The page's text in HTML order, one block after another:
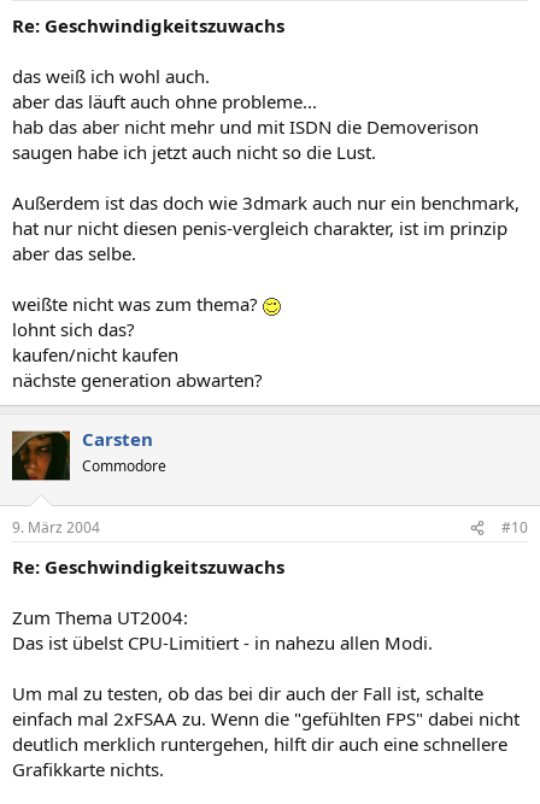
Re: Geschwindigkeitszuwachs
das weiß ich wohl auch.
aber das läuft auch ohne probleme...
hab das aber nicht mehr und mit ISDN die Demoverison
saugen habe ich jetzt auch nicht so die Lust.
Außerdem ist das doch wie 3dmark auch nur ein benchmark,
hat nur nicht diesen penis-vergleich charakter, ist im prinzip
aber das selbe.
weißte nicht was zum thema?
lohnt sich das?
kaufen/nicht kaufen
nächste generation abwarten?
Carsten
Commodore
9. März 2004 #10
Re: Geschwindigkeitszuwachs
Zum Thema UT2004:
Das ist übelst CPU-Limitiert - in nahezu allen Modi.
Um mal zu testen, ob das bei dir auch der Fall ist, schalte
einfach mal 2xFSAA zu. Wenn die "gefühlten FPS" dabei nicht
deutlich merklich runtergehen, hilft dir auch eine schnellere
Grafikkarte nichts.